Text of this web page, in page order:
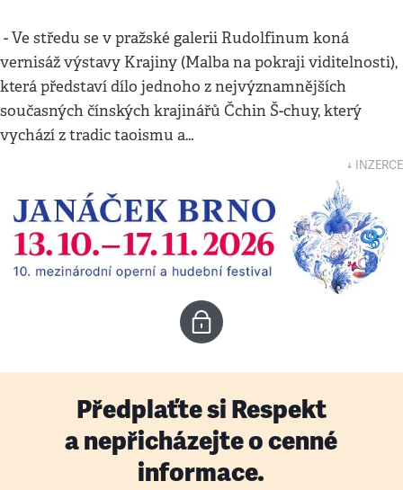
- Ve středu se v pražské galerii Rudolfinum koná
vernisáž výstavy Krajiny (Malba na pokraji viditelnosti),
která představí dílo jednoho z nejvýznamnějších
současných čínských krajinářů Čchin Š-chuy, který
vychází z tradic taoismu a…
↓ INZERCE
Předplaťte si Respekt
a nepřicházejte o cenné
informace.